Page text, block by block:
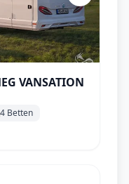
VANSATION
4 Betten